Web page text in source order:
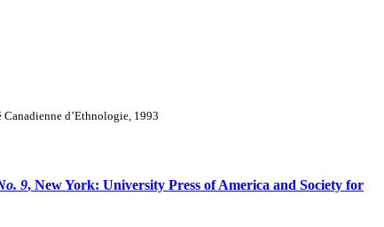
d’Ethnologie, 1993
9, New York: University Press of America and Society for